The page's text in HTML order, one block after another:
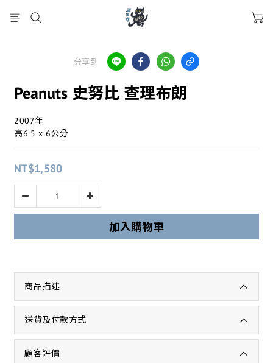
分享到
Peanuts 史努比 查理布朗
2007年
高6.5 x 6公分
NT$1,580
加入購物車
商品描述
送貨及付款方式
顧客評價